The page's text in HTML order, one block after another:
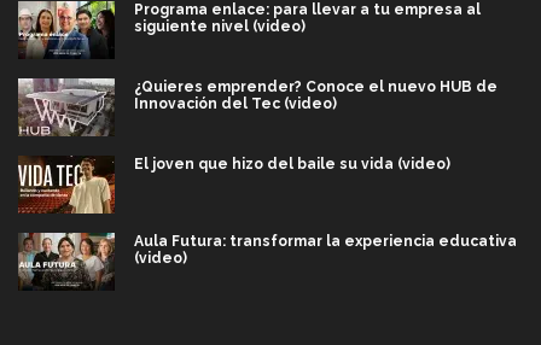
Programa enlace: para llevar a tu empresa al
siguiente nivel (video)
¿Quieres emprender? Conoce el nuevo HUB de
Innovación del Tec (video)
El joven que hizo del baile su vida (video)
Aula Futura: transformar la experiencia educativa
(video)